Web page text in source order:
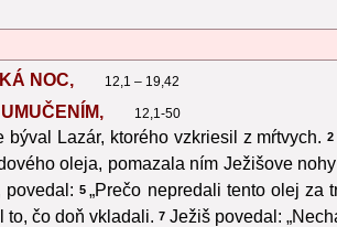
NOC, 12,1 – 19,42
12,1-50
Lazár, ktorého vzkriesil z mŕtvych. 2
oleja, pomazala ním Ježišove
povedal: 5 „Prečo nepredali tento olej za
to, čo doň vkladali. 7 Ježiš povedal: